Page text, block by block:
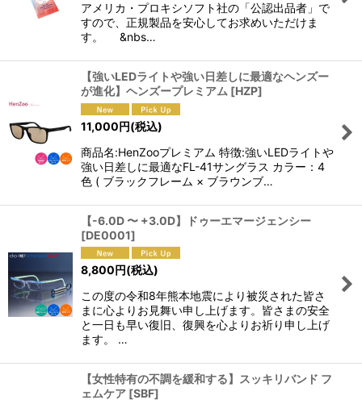
アメリカ・プロキシソフト社の「公認出品者」で
すので、正規製品を安心してお求めいただけま
す。 &nbs…
【強いLEDライトや強い日差しに最適なヘンズー
が進化】ヘンズープレミアム [HZP]
11,000円(税込)
商品名:HenZooプレミアム 特徴:強いLEDライトや
強い日差しに最適なFL-41サングラス カラー：4
色 ( ブラックフレーム × ブラウンブ…
【-6.0D 〜 +3.0D】ドゥーエマージェンシー
[DE0001]
8,800円(税込)
この度の令和8年熊本地震により被災された皆さ
まに心よりお見舞い申し上げます。皆さまの安全
と一日も早い復旧、復興を心よりお祈り申し上げ
ます。 …
【女性特有の不調を緩和する】スッキリバンド フ
ェムケア [SBF]